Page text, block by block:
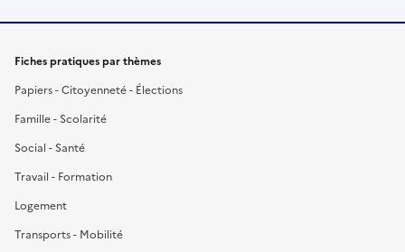
Fiches pratiques par thèmes
Papiers - Citoyenneté - Élections
Famille - Scolarité
Social - Santé
Travail - Formation
Logement
Transports - Mobilité